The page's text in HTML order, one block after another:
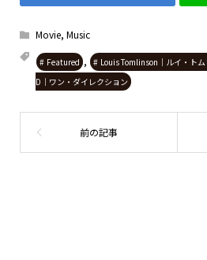
Movie, Music
Featured , Louis Tomlinson｜ルイ・ト
D｜ワン・ダイレクション